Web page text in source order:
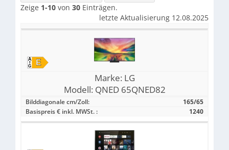
Zeige 1-10 von 30 Einträgen.
letzte Aktualisierung 12.08.2025
Marke: LG
Modell: QNED 65QNED82
Bilddiagonale cm/Zoll:
165/65
Basispreis € inkl. MWSt. :
1240